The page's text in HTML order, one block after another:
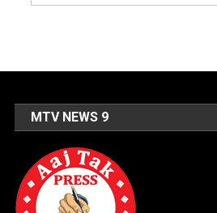
MTV NEWS 9